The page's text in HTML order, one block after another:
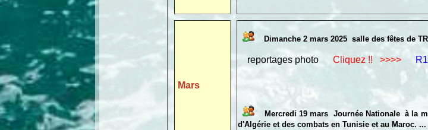
Mars
Dimanche 2 mars 2025 salle des fêtes de
reportages photo Cliquez !! >>>> R1
Mercredi 19 mars Journée Nationale à la
d'Algérie et des combats en Tunisie et au Maroc. ...